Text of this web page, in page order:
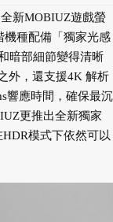
新MOBIUZ遊戲螢
機種配備「獨家光感
暗部細節變得清晰
外，還支援4K 解析
響應時間，確保最沉
更推出全新獨家
模式下依然可以